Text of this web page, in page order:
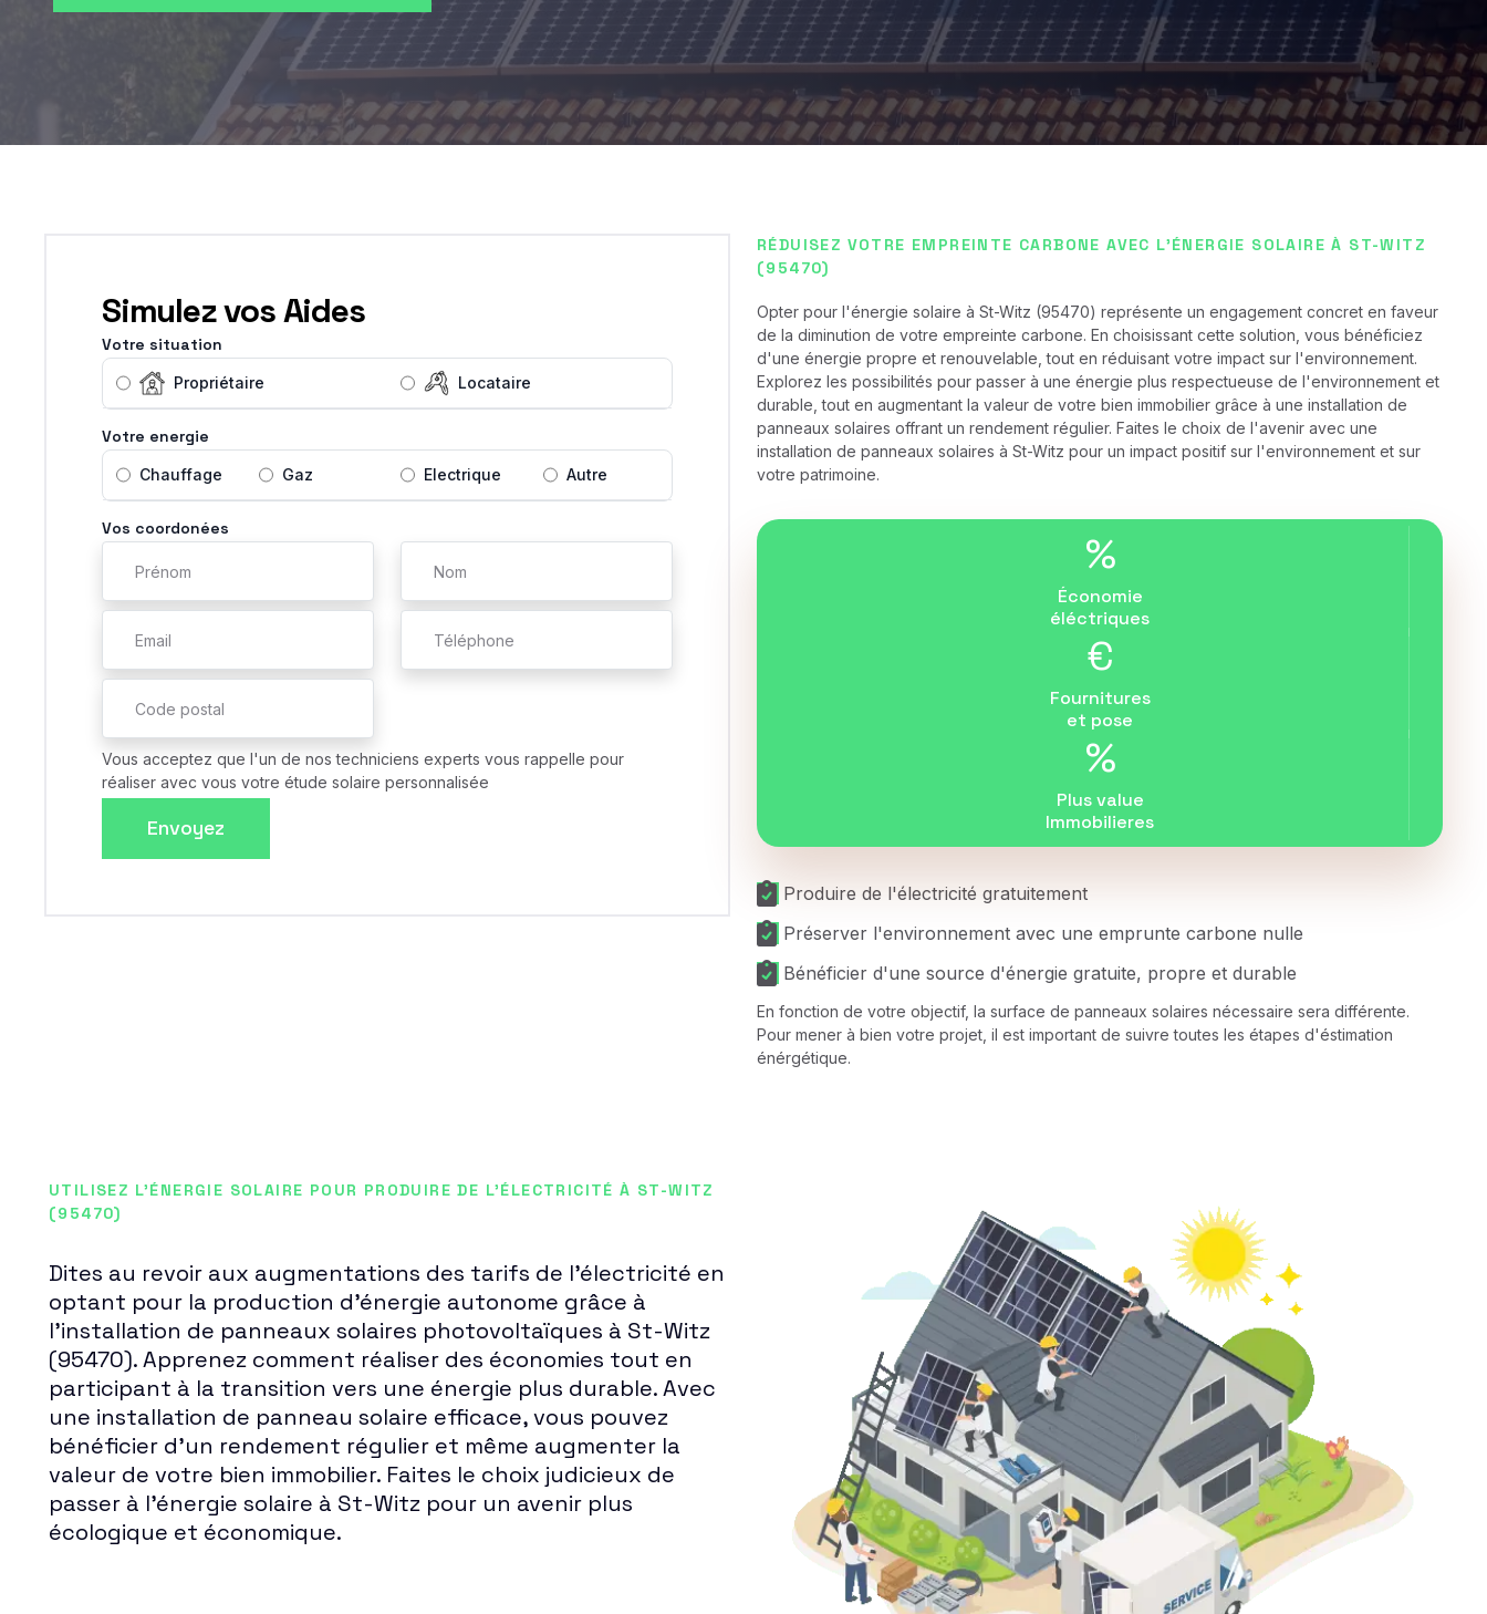
RÉDUISEZ VOTRE EMPREINTE CARBONE AVEC L'ÉNERGIE SOLAIRE À ST-WITZ
(95470)
Opter pour l'énergie solaire à St-Witz (95470) représente un engagement concret en faveur
de la diminution de votre empreinte carbone. En choisissant cette solution, vous bénéficiez
d'une énergie propre et renouvelable, tout en réduisant votre impact sur l'environnement.
Explorez les possibilités pour passer à une énergie plus respectueuse de l'environnement et
durable, tout en augmentant la valeur de votre bien immobilier grâce à une installation de
panneaux solaires offrant un rendement régulier. Faites le choix de l'avenir avec une
installation de panneaux solaires à St-Witz pour un impact positif sur l'environnement et sur
votre patrimoine.
%
Économie
éléctriques
€
Fournitures
et pose
%
Plus value
Immobilieres
Produire de l'électricité gratuitement
Préserver l'environnement avec une emprunte carbone nulle
Bénéficier d'une source d'énergie gratuite, propre et durable
En fonction de votre objectif, la surface de panneaux solaires nécessaire sera différente.
Pour mener à bien votre projet, il est important de suivre toutes les étapes d'éstimation
énérgétique.
Simulez vos Aides
Votre situation
Propriétaire Locataire
Votre energie
Chauffage Gaz Electrique Autre
Vos coordonées
Vous acceptez que l'un de nos techniciens experts vous rappelle pour
réaliser avec vous votre étude solaire personnalisée
Envoyez
UTILISEZ L'ÉNERGIE SOLAIRE POUR PRODUIRE DE L'ÉLECTRICITÉ À ST-WITZ
(95470)
Dites au revoir aux augmentations des tarifs de l'électricité en
optant pour la production d'énergie autonome grâce à
l'installation de panneaux solaires photovoltaïques à St-Witz
(95470). Apprenez comment réaliser des économies tout en
participant à la transition vers une énergie plus durable. Avec
une installation de panneau solaire efficace, vous pouvez
bénéficier d'un rendement régulier et même augmenter la
valeur de votre bien immobilier. Faites le choix judicieux de
passer à l'énergie solaire à St-Witz pour un avenir plus
écologique et économique.